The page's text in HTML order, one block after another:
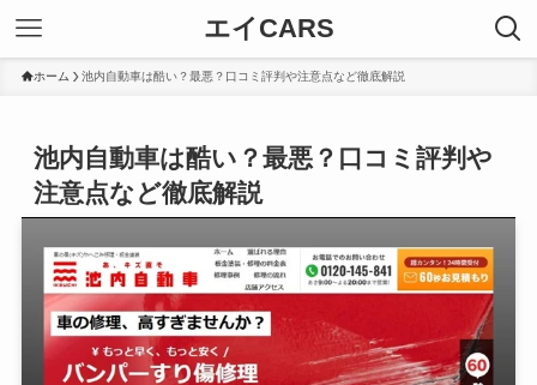
エイCARS
ホーム 池内自動車は酷い？最悪？口コミ評判や注意点など徹底解説
池内自動車は酷い？最悪？口コミ評判や
注意点など徹底解説